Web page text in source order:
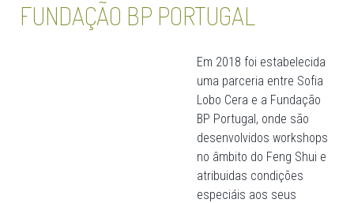
FUNDAÇÃO BP PORTUGAL
Em 2018 foi estabelecida
uma parceria entre Sofia
Lobo Cera e a Fundação
BP Portugal, onde são
desenvolvidos workshops
no âmbito do Feng Shui e
atribuidas condições
especiáis aos seus